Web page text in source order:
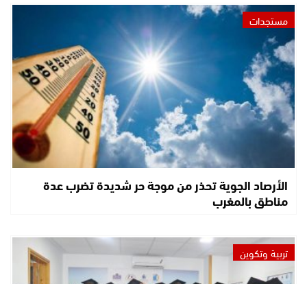
مستجدات
الأرصاد الجوية تحذر من موجة حر شديدة تضرب عدة
مناطق بالمغرب
تربية وتكوين